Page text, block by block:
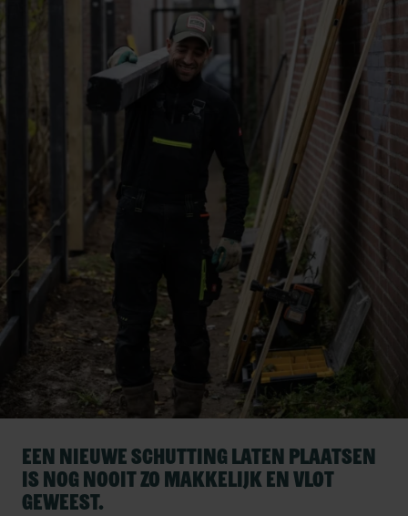
Een nieuwe schutting laten plaatsen
is nog nooit zo makkelijk en vlot
geweest.